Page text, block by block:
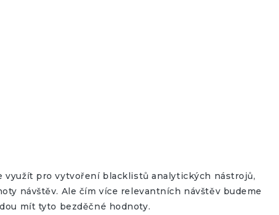
využít pro vytvoření blacklistů analytických nástrojů,
návštěv. Ale čím více relevantních návštěv budeme
mít tyto bezděčné hodnoty.